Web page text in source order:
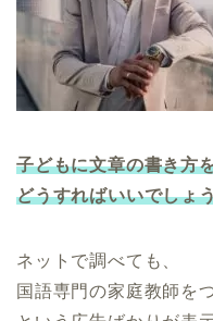
子どもに文章の書き方
どうすればいいでしょ
ネットで調べても、
国語専門の家庭教師を